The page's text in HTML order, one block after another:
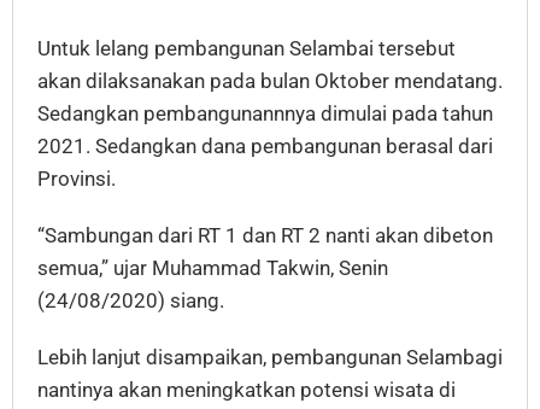
Untuk lelang pembangunan Selambai tersebut
akan dilaksanakan pada bulan Oktober mendatang.
Sedangkan pembangunannnya dimulai pada tahun
2021. Sedangkan dana pembangunan berasal dari
Provinsi.
“Sambungan dari RT 1 dan RT 2 nanti akan dibeton
semua,” ujar Muhammad Takwin, Senin
(24/08/2020) siang.
Lebih lanjut disampaikan, pembangunan Selambagi
nantinya akan meningkatkan potensi wisata di